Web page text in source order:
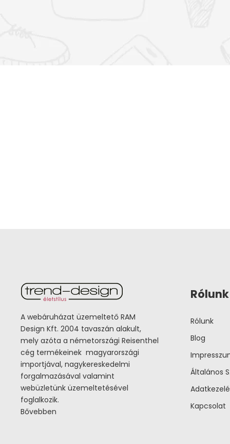
A webáruházat üzemeltető RAM
Design Kft. 2004 tavaszán alakult,
mely azóta a németországi Reisenthel
cég termékeinek magyarországi
importjával, nagykereskedelmi
forgalmazásával valamint
webüzletünk üzemeltetésével
foglalkozik.
Bővebben
Rólunk
Rólunk
Blog
Általános
Kapcsolat